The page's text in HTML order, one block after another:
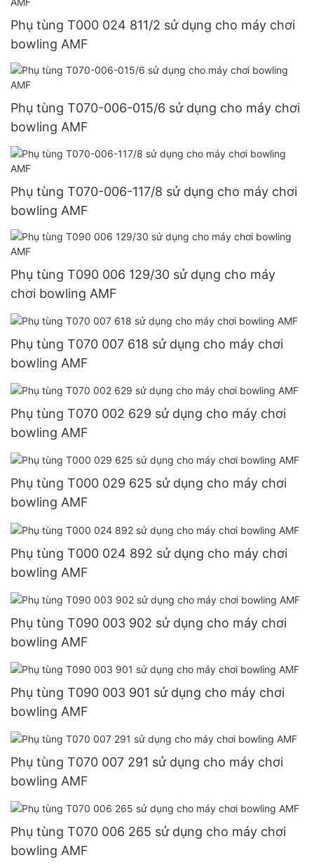
Phụ tùng T000 024 811/2 sử dụng cho máy chơi
bowling AMF
Phụ tùng T070-006-015/6 sử dụng cho máy chơi
bowling AMF
Phụ tùng T070-006-117/8 sử dụng cho máy chơi
bowling AMF
Phụ tùng T090 006 129/30 sử dụng cho máy
chơi bowling AMF
Phụ tùng T070 007 618 sử dụng cho máy chơi
bowling AMF
Phụ tùng T070 002 629 sử dụng cho máy chơi
bowling AMF
Phụ tùng T000 029 625 sử dụng cho máy chơi
bowling AMF
Phụ tùng T000 024 892 sử dụng cho máy chơi
bowling AMF
Phụ tùng T090 003 902 sử dụng cho máy chơi
bowling AMF
Phụ tùng T090 003 901 sử dụng cho máy chơi
bowling AMF
Phụ tùng T070 007 291 sử dụng cho máy chơi
bowling AMF
Phụ tùng T070 006 265 sử dụng cho máy chơi
bowling AMF